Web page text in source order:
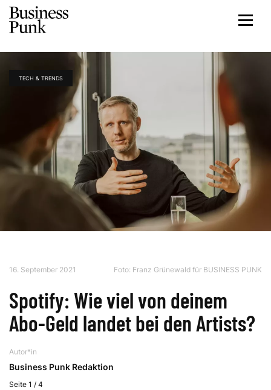
TECH & TRENDS
16. September 2021 Foto: Franz Grünewald für BUSINESS PUNK
Spotify: Wie viel von deinem
Abo-Geld landet bei den Artists?
Autor*in
Business Punk Redaktion
Seite 1 / 4